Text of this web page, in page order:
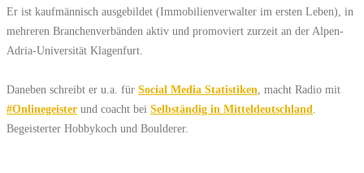
Er ist kaufmännisch ausgebildet (Immobilienverwalter im ersten Leben), in
mehreren Branchenverbänden aktiv und promoviert zurzeit an der Alpen-
Adria-Universität Klagenfurt.
Daneben schreibt er u.a. für Social Media Statistiken, macht Radio mit
#Onlinegeister und coacht bei Selbständig in Mitteldeutschland.
Begeisterter Hobbykoch und Boulderer.